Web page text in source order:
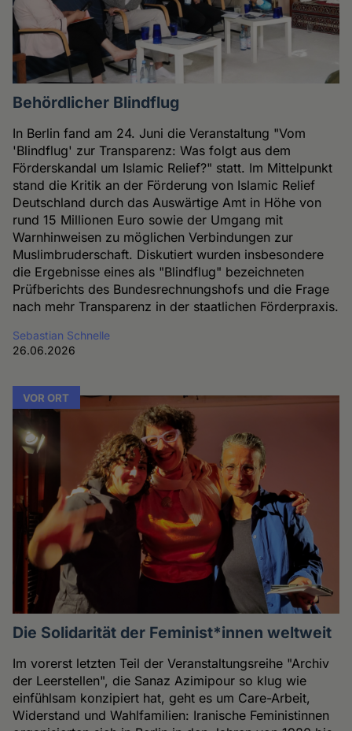
Behördlicher Blindflug
In Berlin fand am 24. Juni die Veranstaltung "Vom
'Blindflug' zur Transparenz: Was folgt aus dem
Förderskandal um Islamic Relief?" statt. Im Mittelpunkt
stand die Kritik an der Förderung von Islamic Relief
Deutschland durch das Auswärtige Amt in Höhe von
rund 15 Millionen Euro sowie der Umgang mit
Warnhinweisen zu möglichen Verbindungen zur
Muslimbruderschaft. Diskutiert wurden insbesondere
die Ergebnisse eines als "Blindflug" bezeichneten
Prüfberichts des Bundesrechnungshofs und die Frage
nach mehr Transparenz in der staatlichen Förderpraxis.
Sebastian Schnelle
26.06.2026
VOR ORT
Die Solidarität der Feminist*innen weltweit
Im vorerst letzten Teil der Veranstaltungsreihe "Archiv
der Leerstellen", die Sanaz Azimipour so klug wie
einfühlsam konzipiert hat, geht es um Care-Arbeit,
Widerstand und Wahlfamilien: Iranische Feministinnen